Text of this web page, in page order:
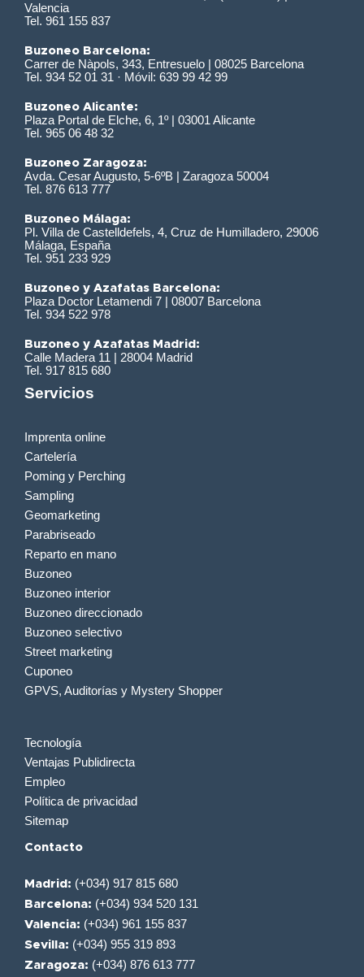
Valencia
Tel. 961 155 837
Buzoneo Barcelona:
Carrer de Nàpols, 343, Entresuelo | 08025 Barcelona
Tel. 934 52 01 31 · Móvil: 639 99 42 99
Buzoneo Alicante:
Plaza Portal de Elche, 6, 1º | 03001 Alicante
Tel. 965 06 48 32
Buzoneo Zaragoza:
Avda. Cesar Augusto, 5-6ºB | Zaragoza 50004
Tel. 876 613 777
Buzoneo Málaga:
Pl. Villa de Castelldefels, 4, Cruz de Humilladero, 29006
Málaga, España
Tel. 951 233 929
Buzoneo y Azafatas Barcelona:
Plaza Doctor Letamendi 7 | 08007 Barcelona
Tel. 934 522 978
Buzoneo y Azafatas Madrid:
Calle Madera 11 | 28004 Madrid
Tel. 917 815 680
Servicios
Imprenta online
Cartelería
Poming y Perching
Sampling
Geomarketing
Parabriseado
Reparto en mano
Buzoneo
Buzoneo interior
Buzoneo direccionado
Buzoneo selectivo
Street marketing
Cuponeo
GPVS, Auditorías y Mystery Shopper
Tecnología
Ventajas Publidirecta
Empleo
Política de privacidad
Sitemap
Contacto
Madrid: (+034) 917 815 680
Barcelona: (+034) 934 520 131
Valencia: (+034) 961 155 837
Sevilla: (+034) 955 319 893
Zaragoza: (+034) 876 613 777